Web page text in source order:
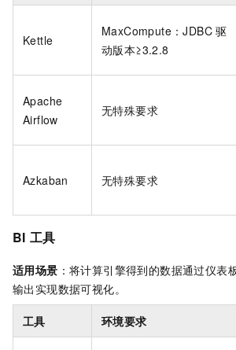
Kettle
MaxCompute：JDBC 驱
动版本≥3.2.8
Apache
Airflow
无特殊要求
Azkaban 无特殊要求
BI 工具
适用场景 ：将计算引擎得到的数据通过仪表
输出实现数据可视化。
工具 环境要求